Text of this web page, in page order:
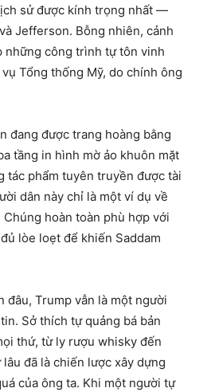
sử được kính trọng nhất —
Jefferson. Bỗng nhiên, cảnh
những công trình tự tôn vinh
Tổng thống Mỹ, do chính ông
đang được trang hoàng bằng
tầng in hình mờ ảo khuôn mặt
tác phẩm tuyên truyền được tài
dân này chỉ là một ví dụ về
hoàn toàn phù hợp với
lòe loẹt để khiến Saddam
đâu, Trump vẫn là một người
Sở thích tự quảng bá bản
thứ, từ ly rượu whisky đến
đã là chiến lược xây dựng
của ông ta. Khi một người tự